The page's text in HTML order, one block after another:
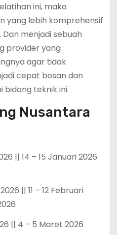
ini, maka
yang lebih komprehensif
menjadi sebuah
provider yang
agar tidak
cepat bosan dan
bidang teknik ini.
Nusantara
|| 14 – 15 Januari 2026
|| 11 – 12 Februari
|| 4 – 5 Maret 2026